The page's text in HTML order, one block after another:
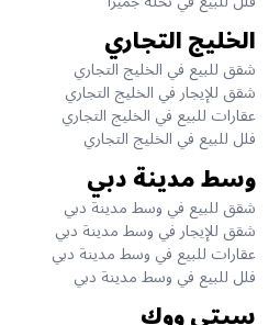
الخليج التجاري
شقق للبيع في الخليج التجاري
شقق للإيجار في الخليج التجاري
عقارات للبيع في الخليج التجاري
فلل للبيع في الخليج التجاري
وسط مدينة دبي
شقق للبيع في وسط مدينة دبي
شقق للإيجار في وسط مدينة دبي
عقارات للبيع في وسط مدينة دبي
فلل للبيع في وسط مدينة دبي